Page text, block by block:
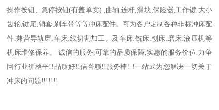
操作按钮、急停按钮(有盖单卖) ,曲轴,连杆,滑块,保险器,工作键,大小
齿轮,键尾,铜套,刹车带等等冲床配件。可为客户定制各种非标冲床配
件.兼营导轨磨,车床,线切割加工。及车床.铣床.刨床.磨床.液压机等
机床维修保养。 诚信的服务,可靠的品质保障,实惠的服务价位.力争
同行业价格平!!品质好!!信誉赖!!服务棒!!!一站式为您解决一切关于
冲床的问题!!!!!!!